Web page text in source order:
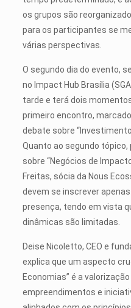
os grupos são
para os participantes se
várias perspectivas.
O segundo dia do evento,
no Impact Hub Brasília
tarde e terá dois
primeiro encontro,
debate sobre
Quanto ao segundo tópico,
sobre “Negócios de
Freitas, sócia da Nous
devem se inscrever
presença, tendo em vista
dinâmicas são limitadas.
Deise Nicoletto, CEO e
explica que um aspecto
Economias” é a
empreendimentos e